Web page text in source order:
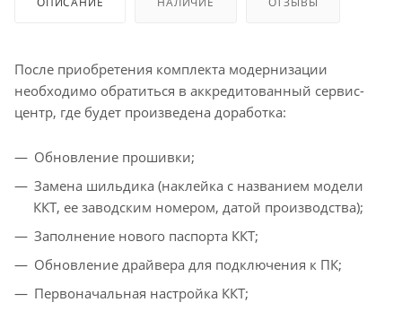
После приобретения комплекта модернизации
необходимо обратиться в аккредитованный сервис-
центр, где будет произведена доработка:
Обновление прошивки;
Замена шильдика (наклейка с названием модели
ККТ, ее заводским номером, датой производства);
Заполнение нового паспорта ККТ;
Обновление драйвера для подключения к ПК;
Первоначальная настройка ККТ;